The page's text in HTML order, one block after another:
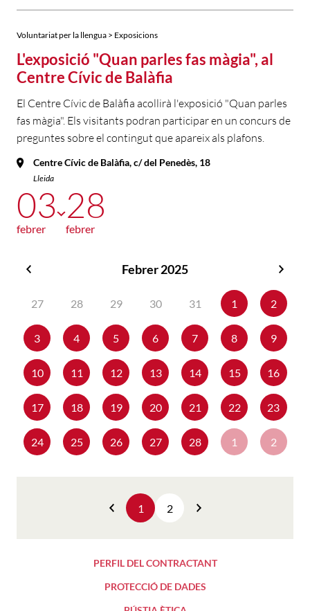
Voluntariat per la llengua > Exposicions
L'exposició "Quan parles fas màgia", al
Centre Cívic de Balàfia
El Centre Cívic de Balàfia acollirà l'exposició "Quan parles
fas màgia". Els visitants podran participar en un concurs de
preguntes sobre el contingut que apareix als plafons.
Centre Cívic de Balàfia, c/ del Penedès, 18
Lleida
03
febrer
28
febrer
Febrer 2025
27
28 29 30 31 1 2
3 4 5 6 7 8 9
10 11 12 13 14 15 16
17 18 19 20 21 22 23
24 25 26 27 28 1 2
Anterior
1 2
PERFIL DEL CONTRACTANT
PROTECCIÓ DE DADES